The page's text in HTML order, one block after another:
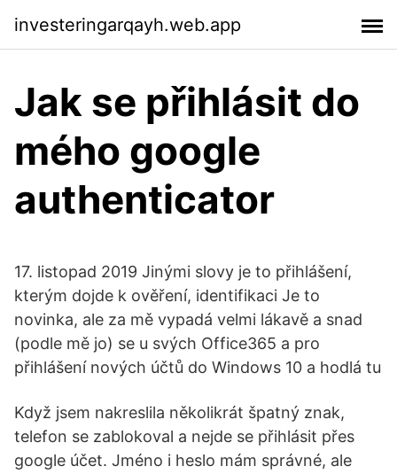
investeringarqayh.web.app
Jak se přihlásit do
mého google
authenticator
17. listopad 2019 Jinými slovy je to přihlášení,
kterým dojde k ověření, identifikaci Je to
novinka, ale za mě vypadá velmi lákavě a snad
(podle mě jo) se u svých Office365 a pro
přihlášení nových účtů do Windows 10 a hodlá tu
Když jsem nakreslila několikrát špatný znak,
telefon se zablokoval a nejde se přihlásit přes
google účet. Jméno i heslo mám správné, ale